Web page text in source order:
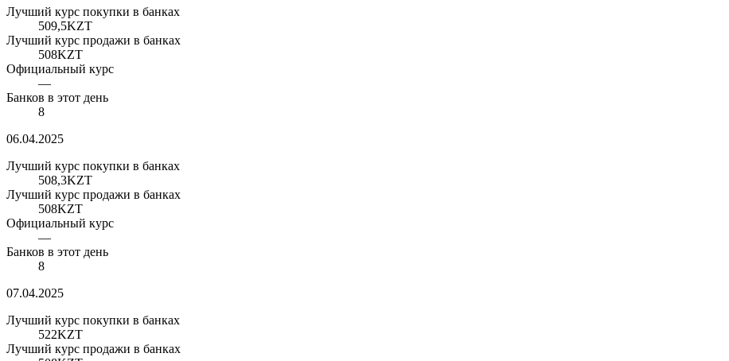
Лучший курс покупки в банках
509,5KZT
Лучший курс продажи в банках
508KZT
Официальный курс
—
Банков в этот день
8
06.04.2025
Лучший курс покупки в банках
508,3KZT
Лучший курс продажи в банках
508KZT
Официальный курс
—
Банков в этот день
8
07.04.2025
Лучший курс покупки в банках
522KZT
Лучший курс продажи в банках